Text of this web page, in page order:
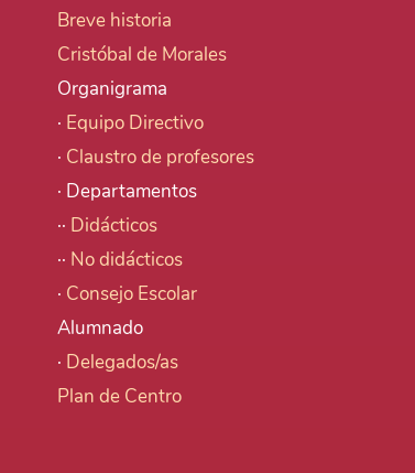
Breve historia
Cristóbal de Morales
Organigrama
· Equipo Directivo
· Claustro de profesores
· Departamentos
·· Didácticos
·· No didácticos
· Consejo Escolar
Alumnado
· Delegados/as
Plan de Centro